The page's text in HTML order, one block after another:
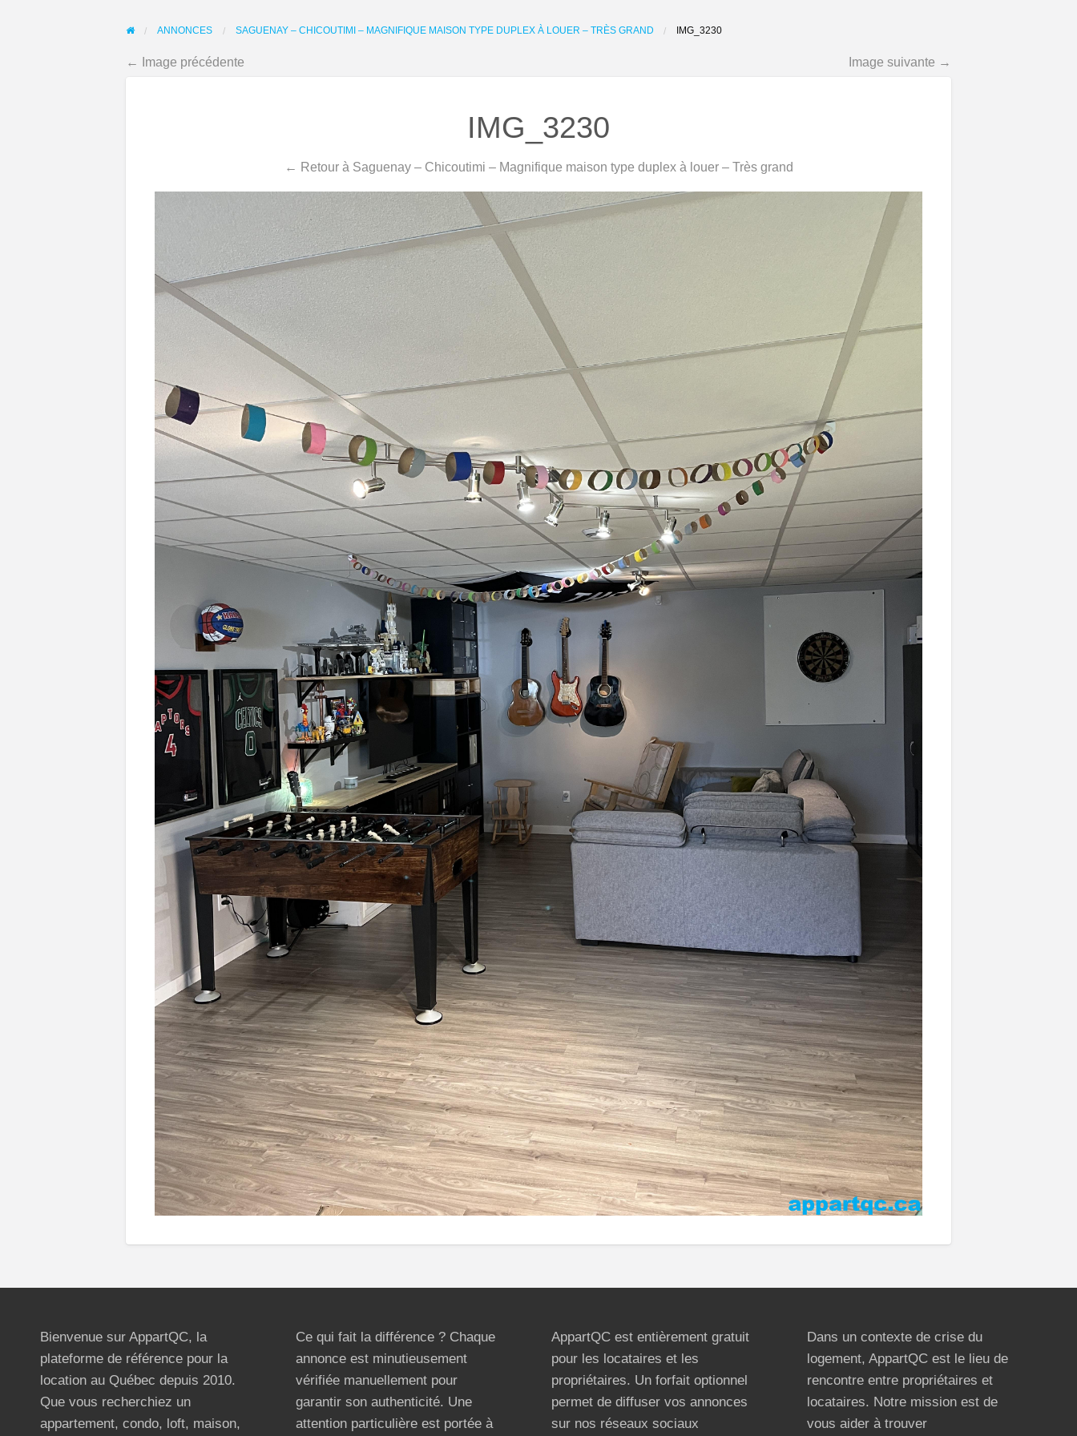
ANNONCES SAGUENAY – CHICOUTIMI – MAGNIFIQUE MAISON TYPE DUPLEX À LOUER – TRÈS GRAND IMG_3230
← Image précédente Image suivante →
IMG_3230
← Retour à Saguenay – Chicoutimi – Magnifique maison type duplex à louer – Très grand
Bienvenue sur AppartQC, la
plateforme de référence pour la
location au Québec depuis 2010.
Que vous recherchiez un
appartement, condo, loft, maison,
Ce qui fait la différence ? Chaque
annonce est minutieusement
vérifiée manuellement pour
garantir son authenticité. Une
attention particulière est portée à
AppartQC est entièrement gratuit
pour les locataires et les
propriétaires. Un forfait optionnel
permet de diffuser vos annonces
sur nos réseaux sociaux
Dans un contexte de crise du
logement, AppartQC est le lieu de
rencontre entre propriétaires et
locataires. Notre mission est de
vous aider à trouver